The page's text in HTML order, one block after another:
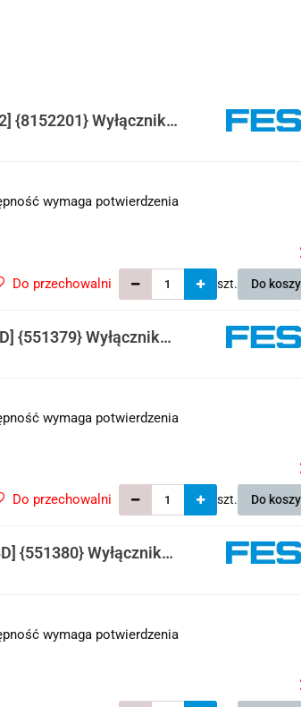
{8152201} Wyłącznik
wymaga potwierdzenia
szt. Do
Do przechowalni
{551379} Wyłącznik
wymaga potwierdzenia
szt. Do
Do przechowalni
{551380} Wyłącznik
wymaga potwierdzenia